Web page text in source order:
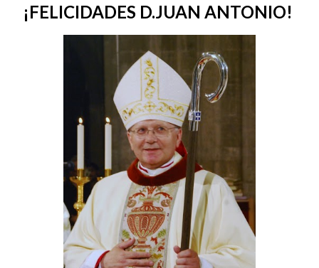
¡FELICIDADES D.JUAN ANTONIO!